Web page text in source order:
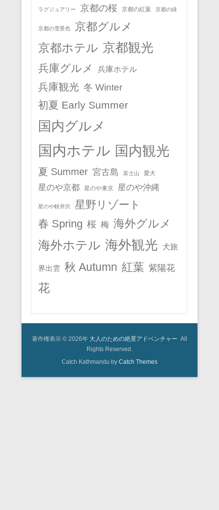
ラグジュアリー 京都の桜 京都の紅葉 京都の緑
京都の雪景色 京都グルメ
京都ホテル 京都観光
兵庫グルメ 兵庫ホテル
兵庫観光 冬 Winter
初夏 Early Summer
国内グルメ
国内ホテル 国内観光
夏 Summer 宮古島 富士山 愛犬
星のや京都 星のや東京 星のや沖縄
星のや軽井沢
星野リゾート
春 Spring 桜 梅 海外グルメ
海外ホテル 海外観光 犬旅
界出雲 秋 Autumn 紅葉 紫陽花
花
著作権表示 © 2026年 大人のための絶景アドベンチャー All
Rights Reserved.
Catch Kathmandu by Catch Themes